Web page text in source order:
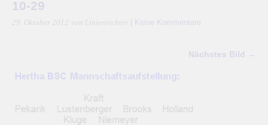
10-29
29. Oktober 2012 von Linienrichter Keine Kommentare
Nächstes Bild →